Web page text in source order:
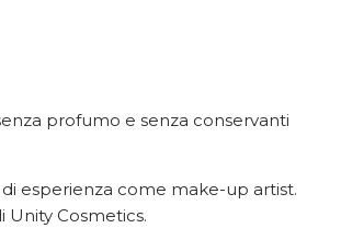
profumo e senza conservanti
esperienza come make-up artist.
Cosmetics.